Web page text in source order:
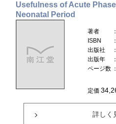
Usefulness of Acute
Neonatal Period
著者
ISBN
出版社
出版年
ページ数
定価
詳しく